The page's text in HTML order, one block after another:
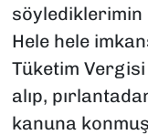
Hele hele
Tüketim
alıp,
kanuna